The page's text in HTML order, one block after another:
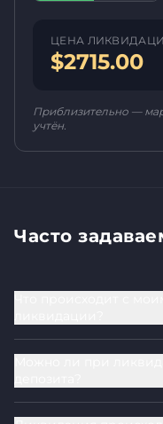
ЦЕНА
$2715.00
Приблизительно —
учтён.
Часто